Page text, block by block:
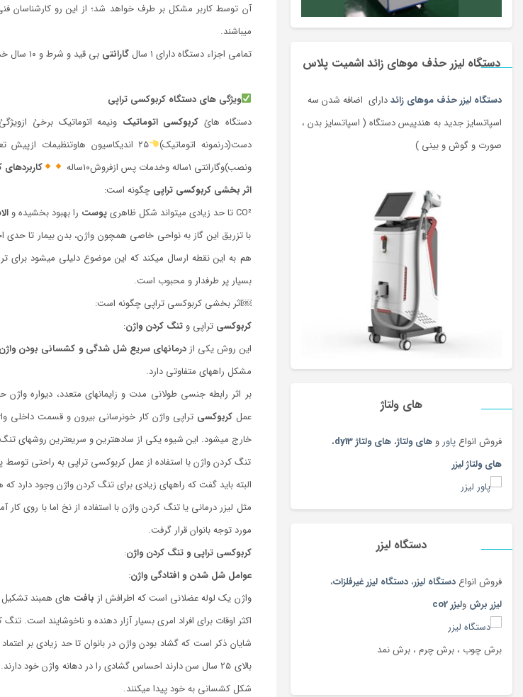
دستگاه لیزر حذف موهای زائد اشمیت پلاس
دستگاه لیزر حذف موهای زائددارای اضافه شدن سه
اسپاتسایز جدید به هندپیس دستگاه ( اسپاتسایز بدن ،
صورت و گوش و بینی )
های ولتاژ
فروش انواع پاور و های ولتاژ، های ولتاژ dy13
،
های ولتاژ لیزر
دستگاه لیزر
فروش انواع دستگاه لیزر، دستگاه لیزر غیرفلزات،
لیزر برش ولیزر co2
برش چوب ، برش چرم ، برش نمد
آن توسط کاربر مشکل بر طرف خواهد شد؛ از این رو
میباشند.
تمامی اجزاء دستگاه دارای ۱ سال
گارانتی بی قید و شرط و ١٠ سال خدمات پس از فروش میباشد.
ویژگی های دستگاه کربوکسی تراپی
دستگاه هائ كربوكسي اتوماتيك ونيمه اتوماتيك برخئ
دست(درنمونه اتوماتيك)
25 انديكاسيون هاوتنظيمات ازپيش تعريف شده ائ كامل
ونصب)وگارانتي ١ساله وخدمات پس ازفروش١٠ساله
اثر بخشی کربوکسی تراپی چگونه است:
CO² تا حد زیادی می­تواند شکل ظاهری
پوست را بهبود بخشیده و
با تزریق این گاز به نواحی خاصی همچون واژن، بدن بیمار تا
هم به این نقطه ارسال می­کند که این موضوع دلیلی می­شود برای
بسیار پر طرفدار و محبوب است.
￼اثر بخشی کربوکسی تراپی چگونه است:
کربوکسی تراپی و تنگ کردن واژن:
این روش یکی از درمان­های سریع شل شدگی و کشسانی بودن واژن
مشکل راه­های متفاوتی دارد.
بر اثر رابطه جنسی طولانی مدت و زایمان­های متعدد، دیواره
عملکربوکسی تراپی واژن کار خون­رسانی بیرون و قسمت داخلی
خارج می­شود. این شیوه یکی از ساده­ترین و سریع­ترین روش­های
تنگ کردن واژن با استفاده از عمل کربوکسی تراپی به راحتی
البته باید گفت که راه­های زیادی برای تنگ کردن واژن وجود دارد که
مثل لیزر درمانی یا تنگ کردن واژن با استفاده از نخ اما با روی
مورد توجه بانوان قرار گرفت.
کربوکسی تراپی و تنگ کردن واژن:
عوامل شل شدن و افتادگی واژن:
واژن یک لوله عضلانی است که اطرافش از بافت ­های همبند تشکیل
اکثر اوقات برای افراد امری بسیار آزار دهنده و ناخوشایند است.
شایان ذکر است که گشاد بودن واژن در بانوان تا حد زیادی بر
بالای 25 سال سن دارند احساس گشادی را در دهانه واژن خود دارند. با ترشح
شکل کشسانی به خود پیدا می­کنند.